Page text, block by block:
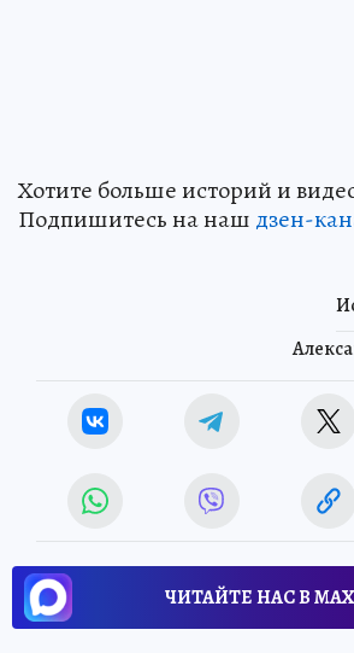
Хотите больше историй и
Подпишитесь на наш дзен-кан
ЧИТАЙТЕ НАС В